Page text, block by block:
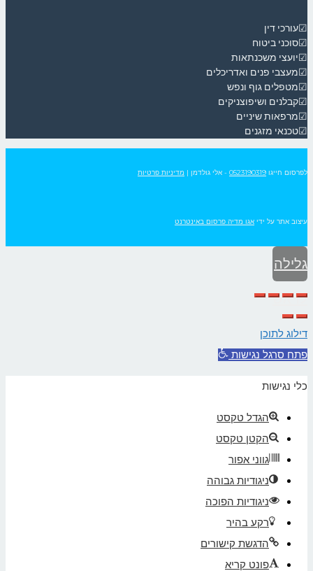
☑עורכי דין
☑סוכני ביטוח
☑יועצי משכנתאות
☑מעצבי פנים ואדריכלים
☑מטפלים גוף ונפש
☑קבלנים ושיפוצניקים
☑מרפאות שיניים
☑טכנאי מזגנים
לפרסום חייגו 0523190319 - אלי גולדמן | מדיניות פרטיות
עיצוב אתר על ידי אגו מדיה פרסום באינטרנט
גלילה
לראש
העמוד
דילוג לתוכן
פתח סרגל נגישות
כלי נגישות
הגדל טקסט
הקטן טקסט
גווני אפור
ניגודיות גבוהה
ניגודיות הפוכה
רקע בהיר
הדגשת קישורים
פונט קריא